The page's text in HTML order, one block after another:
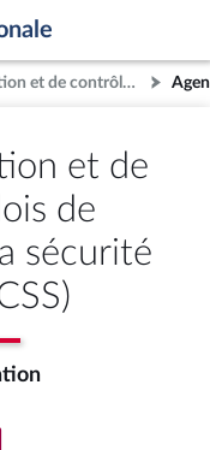
Mission d'évaluation et de contrôle des lois de financement de la sécurité sociale (MECSS)
et de
de
sécurité